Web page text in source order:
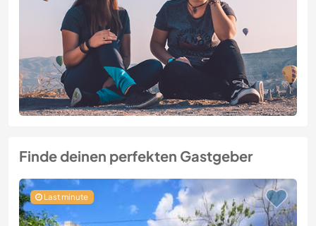
Finde deinen perfekten Gastgeber
Last minute